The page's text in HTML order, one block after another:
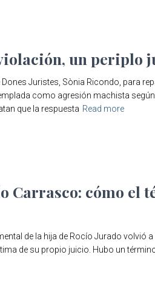
un periplo
Juristes, Sònia Ricondo, para
como agresión machista
que la respuesta Read more
Carrasco: cómo el
de la hija de Rocío Jurado volvió
de su propio juicio. Hubo un